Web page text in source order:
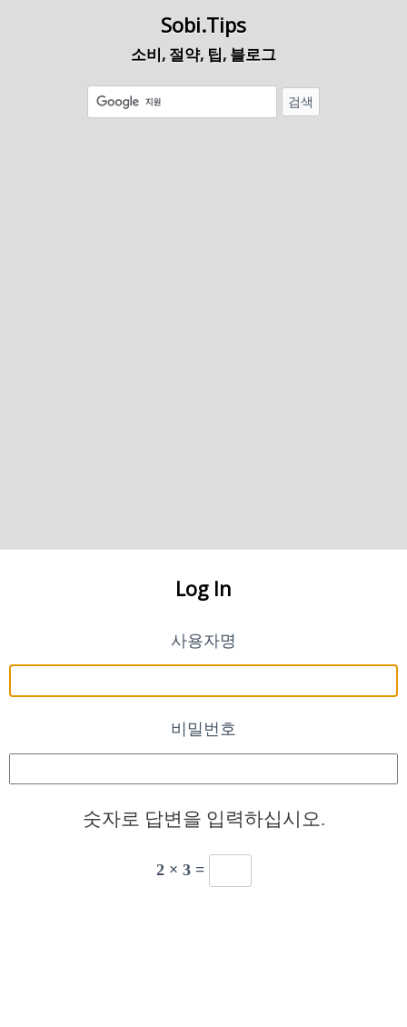
Sobi.Tips
소비, 절약, 팁, 블로그
Log In
사용자명
비밀번호
숫자로 답변을 입력하십시오.
2 × 3 =